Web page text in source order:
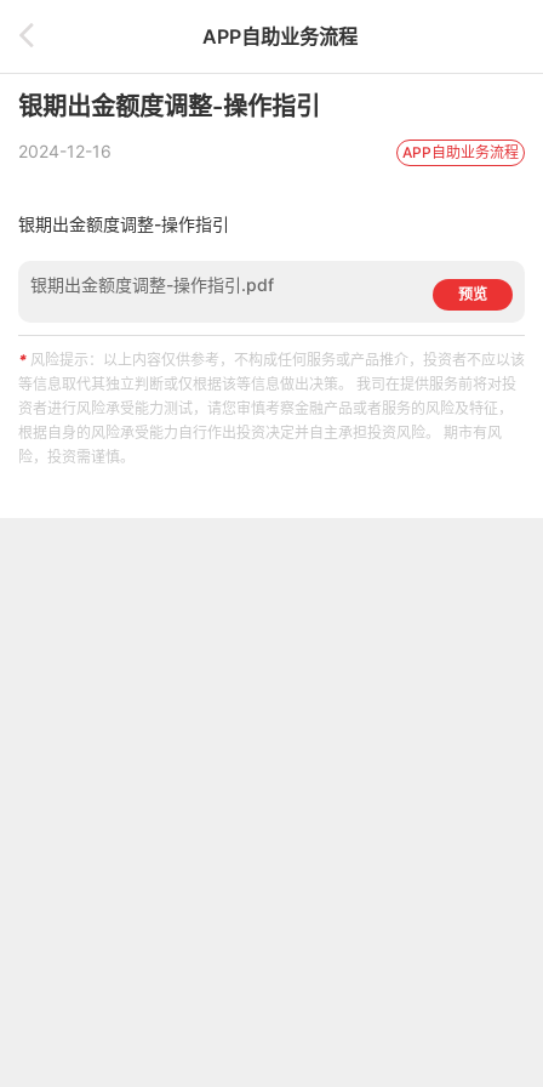
APP自助业务流程
银期出金额度调整-操作指引
2024-12-16 APP自助业务流程
银期出金额度调整-操作指引
银期出金额度调整-操作指引.pdf 预览
* 风险提示：以上内容仅供参考，不构成任何服务或产品推介，投资者不应以该
等信息取代其独立判断或仅根据该等信息做出决策。 我司在提供服务前将对投
资者进行风险承受能力测试，请您审慎考察金融产品或者服务的风险及特征，
根据自身的风险承受能力自行作出投资决定并自主承担投资风险。 期市有风
险，投资需谨慎。